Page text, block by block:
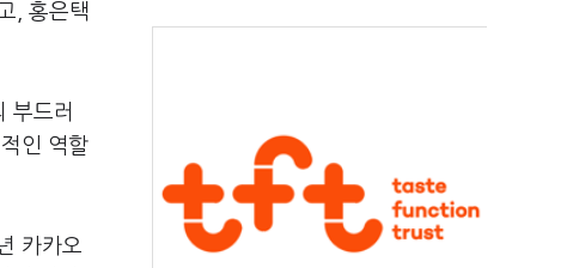
, 홍은택
부드러
인 역할
카카오